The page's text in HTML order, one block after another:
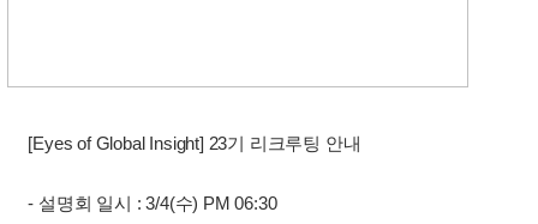
[Eyes of Global Insight] 23기 리크루팅 안내
- 설명회 일시 : 3/4(수) PM 06:30